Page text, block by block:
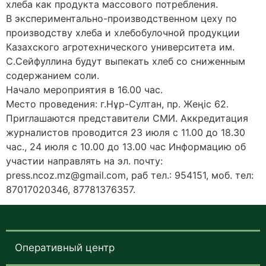
хлеба как продукта массового потребления.
В экспериментально-производственном цеху по
производству хлеба и хлебобулочной продукции
Казахского агротехнического университета им.
С.Сейфуллина будут выпекать хлеб со сниженным
содержанием соли.
Начало мероприятия в 16.00 час.
Место проведения: г.Нұр-Султан, пр. Жеңіс 62.
Приглашаются представители СМИ. Аккредитация
журналистов проводится 23 июля с 11.00 до 18.30
час., 24 июля с 10.00 до 13.00 час Информацию об
участии направлять на эл. почту:
press.ncoz.mz@gmail.com, раб тел.: 954151, моб. тел:
87017020346, 87781376357.
Оперативный центр